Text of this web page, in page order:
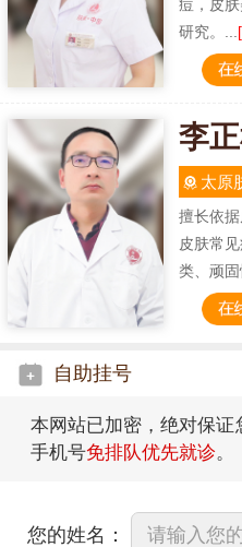
痘，皮
研究。...
李
太原
擅长依
皮肤常
类、顽
自助挂号
本网站已加密，绝对保
手机号免排队优先就诊。
您的姓名：